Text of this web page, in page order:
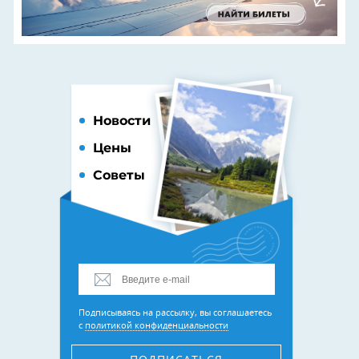
Новости
Цены
Советы
Подписываясь на рассылку, вы соглашаетесь
с политикой конфиденциальности